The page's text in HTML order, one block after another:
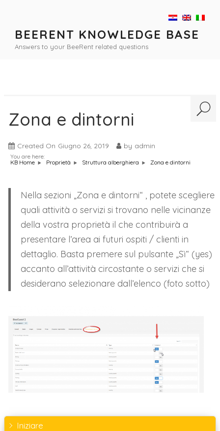
contenuto
BEERENT KNOWLEDGE BASE
Answers to your BeeRent related questions
Zona e dintorni
Created On Giugno 26, 2019 by admin
You are here:
KB Home
Proprietà Struttura alberghiera Zona e dintorni
Nella sezioni „Zona e dintorni“ , potete scegliere
quali attività o servizi si trovano nelle vicinanze
della vostra proprietà il che contribuirà a
presentare l’area ai futuri ospiti / clienti in
dettaglio. Basta premere sul pulsante „Sì“ (yes)
accanto all’attività circostante o servizi che si
desiderano selezionare dall’elenco (foto sotto)
Iniziare